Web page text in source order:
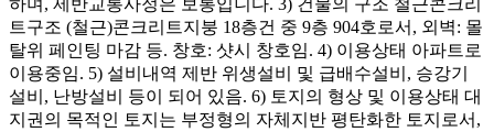
하며, 제반교통사정은 보통입니다. 3) 건물의 구조 철근콘크리
트구조 (철근)콘크리트지붕 18층건 중 9층 904호로서, 외벽: 몰
탈위 페인팅 마감 등. 창호: 샷시 창호임. 4) 이용상태 아파트로
이용중임. 5) 설비내역 제반 위생설비 및 급배수설비, 승강기
설비, 난방설비 등이 되어 있음. 6) 토지의 형상 및 이용상태 대
지권의 목적인 토지는 부정형의 자체지반 평탄화한 토지로서,